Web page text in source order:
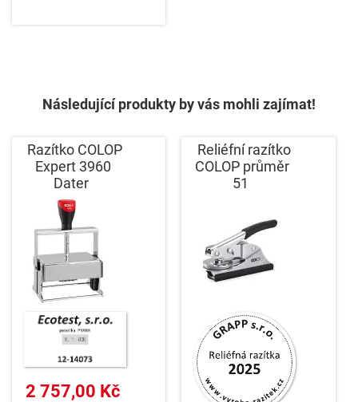
Následující produkty by vás mohli zajímat!
Razítko COLOP
Expert 3960
Dater
2 757,00 Kč
Reliéfní razítko
COLOP průměr
51